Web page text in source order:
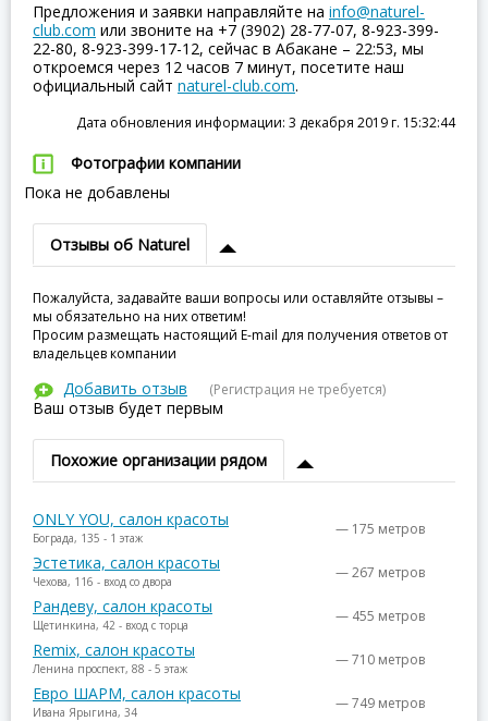
Предложения и заявки направляйте на info@naturel-
club.com или звоните на +7 (3902) 28-77-07, 8-923-399-
22-80, 8-923-399-17-12, сейчас в Абакане – 22:53, мы
откроемся через 12 часов 7 минут, посетите наш
официальный сайт naturel-club.com.
Дата обновления информации: 3 декабря 2019 г. 15:32:44
Фотографии компании
Пока не добавлены
Отзывы об Naturel
Пожалуйста, задавайте ваши вопросы или оставляйте отзывы –
мы обязательно на них ответим!
Просим размещать настоящий E-mail для получения ответов от
владельцев компании
Добавить отзыв (Регистрация не требуется)
Ваш отзыв будет первым
Похожие организации рядом
ONLY YOU, салон красоты
Бограда, 135 - 1 этаж — 175 метров
Эстетика, салон красоты
Чехова, 116 - вход со двора — 267 метров
Рандеву, салон красоты
Щетинкина, 42 - вход с торца — 455 метров
Remix, салон красоты
Ленина проспект, 88 - 5 этаж — 710 метров
Евро ШАРМ, салон красоты
Ивана Ярыгина, 34 — 749 метров